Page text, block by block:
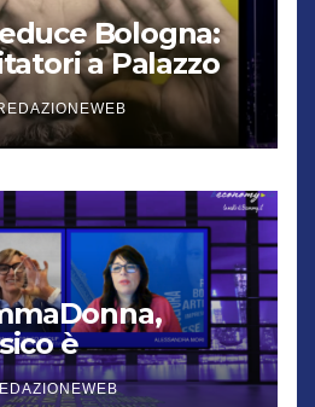
Bologna:
a Palazzo
am I?”
è
dell’anno